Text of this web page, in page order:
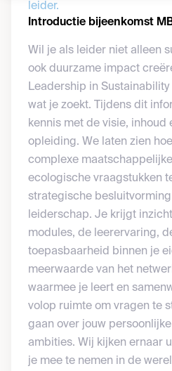
leider.
Introductie bijeenkomst
Wil je als leider niet alleen
ook duurzame impact
Leadership in
wat je zoekt. Tijdens dit
kennis met de visie, inhoud
opleiding. We laten zien
complexe
ecologische vraagstukken
strategische
leiderschap. Je krijgt
modules, de leerervaring,
toepasbaarheid binnen je
meerwaarde van het
waarmee je leert en
volop ruimte om vragen te
gaan over jouw
ambities. Wij kijken ernaar
je mee te nemen in de